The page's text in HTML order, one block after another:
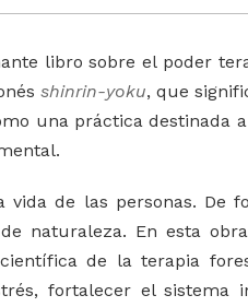
libro sobre el poder
shinrin-yoku, que
una práctica destinada
de las personas. De
naturaleza. En esta
de la terapia
fortalecer el sistema